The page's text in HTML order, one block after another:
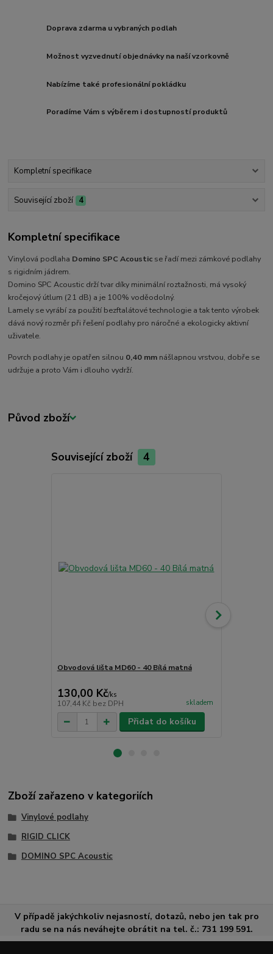
Doprava zdarma u vybraných podlah
Možnost vyzvednutí objednávky na naší vzorkovně
Nabízíme také profesionální pokládku
Poradíme Vám s výběrem i dostupností produktů
Kompletní specifikace
Související zboží 4
Kompletní specifikace
Vinylová podlaha Domino SPC Acoustic se řadí mezi zámkové podlahy
s rigidním jádrem.
Domino SPC Acoustic drží tvar díky minimální roztažnosti, má vysoký
kročejový útlum (21 dB) a je 100% voděodolný.
Lamely se vyrábí za použití bezftalátové technologie a tak tento výrobek
dává nový rozměr při řešení podlahy pro náročné a ekologicky aktivní
uživatele.
Povrch podlahy je opatřen silnou 0,40 mm nášlapnou vrstvou, dobře se
udržuje a proto Vám i dlouho vydrží.
Původ zboží
Související zboží 4
Obvodová lišta MD60 - 40 Bílá matná
130,00 Kč/ks
107,44 Kč bez DPH skladem
Přidat do košíku
Zboží zařazeno v kategoriích
Vinylové podlahy
RIGID CLICK
DOMINO SPC Acoustic
V případě jakýchkoliv nejasností, dotazů, nebo jen tak pro
radu se na nás neváhejte obrátit na tel. č.: 731 199 591.